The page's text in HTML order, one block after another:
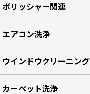
ポリッシャー関連
エアコン洗浄
ウインドウクリーニング
カーペット洗浄